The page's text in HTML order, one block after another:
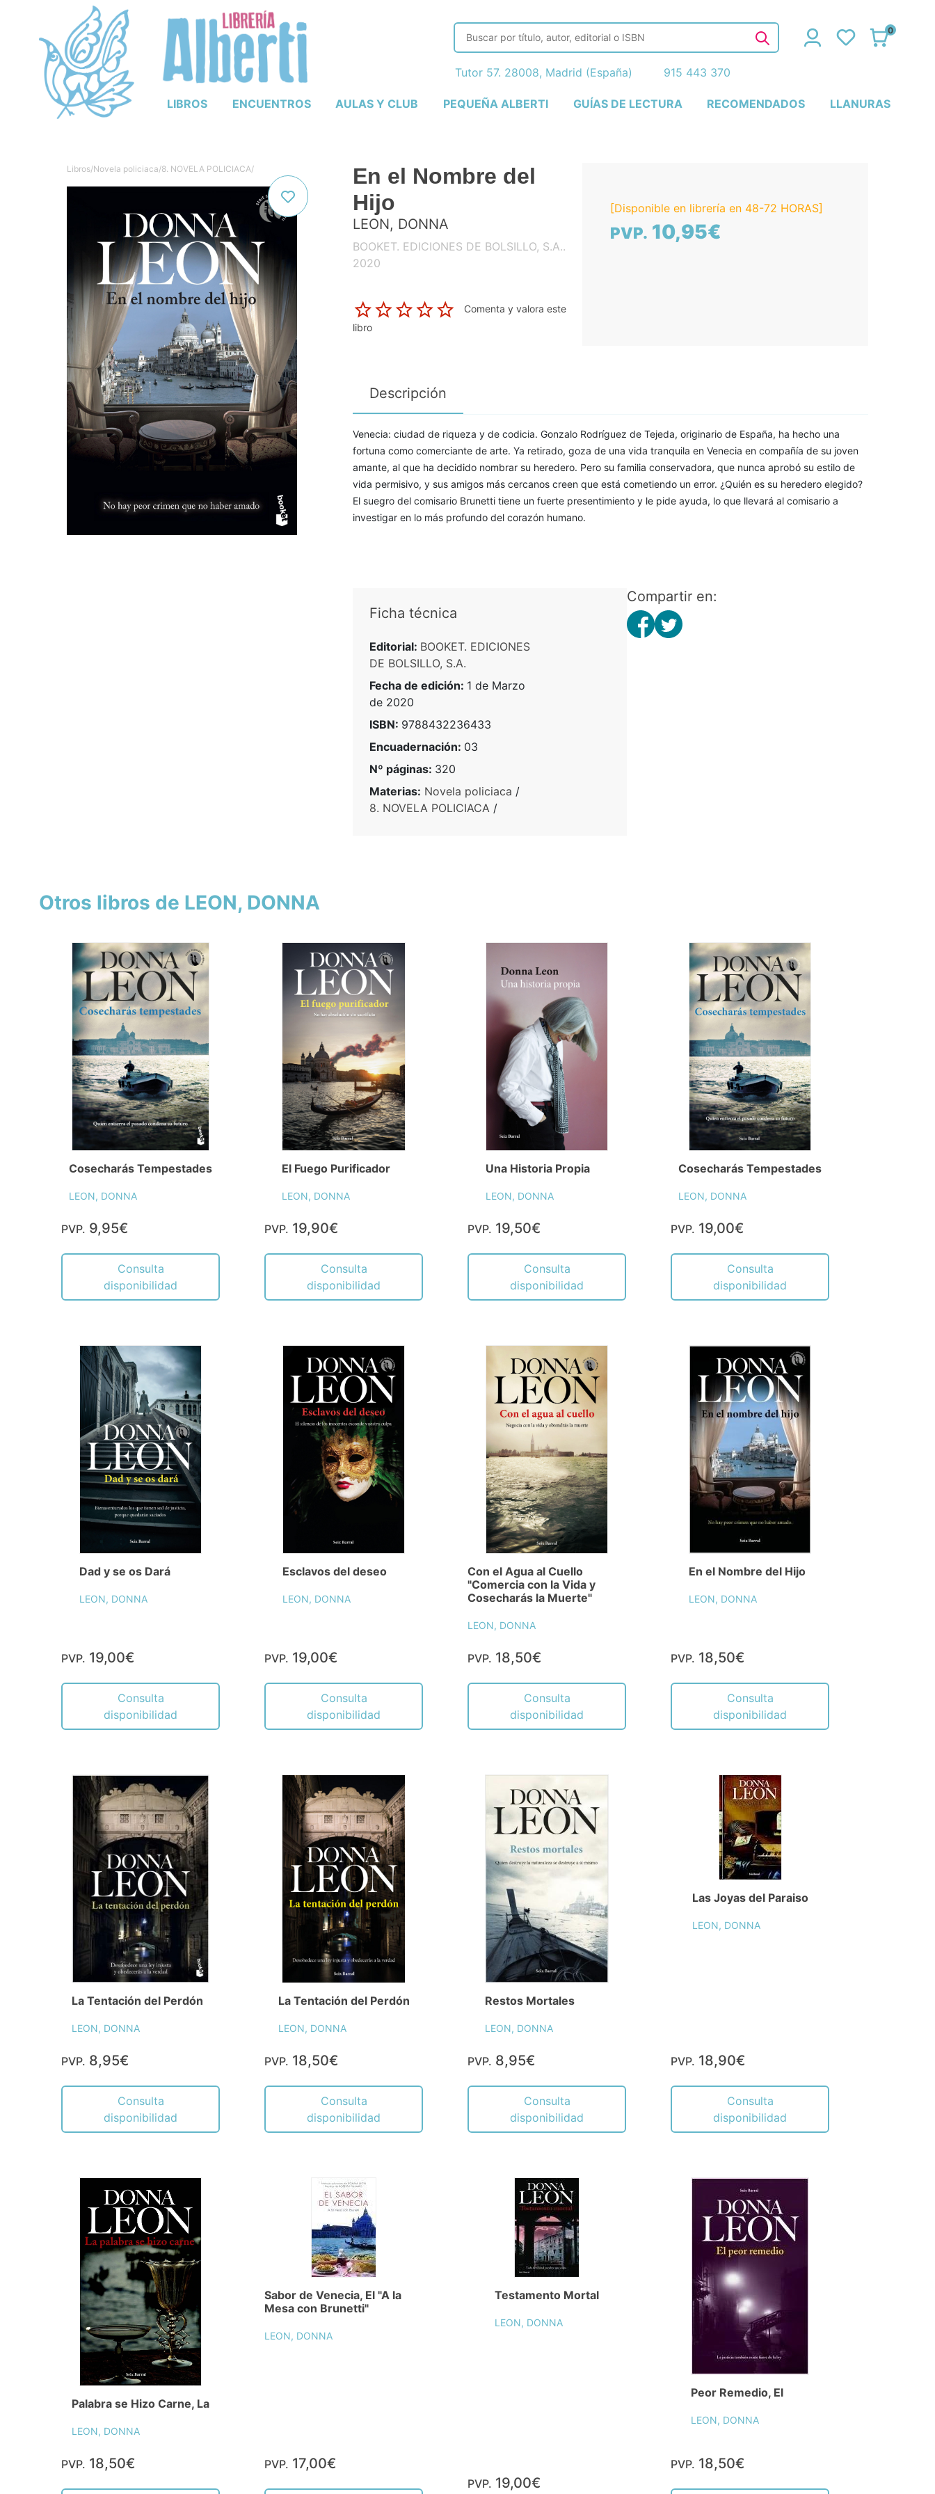
LIBROS ENCUENTROS AULAS Y CLUB PEQUEÑA ALBERTI GUÍAS DE LECTURA RECOMENDADOS LLANURAS
0
Tutor 57. 28008, Madrid (España) 915 443 370
Libros/Novela policiaca/8. NOVELA POLICIACA/
En el Nombre del
Hijo
LEON, DONNA
BOOKET. EDICIONES DE BOLSILLO, S.A..
2020
Comenta y valora este
libro
[Disponible en librería en 48-72 HORAS]
PVP. 10,95€
Descripción
Venecia: ciudad de riqueza y de codicia. Gonzalo Rodríguez de Tejeda, originario de España, ha hecho una
fortuna como comerciante de arte. Ya retirado, goza de una vida tranquila en Venecia en compañía de su joven
amante, al que ha decidido nombrar su heredero. Pero su familia conservadora, que nunca aprobó su estilo de
vida permisivo, y sus amigos más cercanos creen que está cometiendo un error. ¿Quién es su heredero elegido?
El suegro del comisario Brunetti tiene un fuerte presentimiento y le pide ayuda, lo que llevará al comisario a
investigar en lo más profundo del corazón humano.
Ficha técnica
Editorial: BOOKET. EDICIONES
DE BOLSILLO, S.A.
Fecha de edición: 1 de Marzo
de 2020
ISBN: 9788432236433
Encuadernación: 03
Nº páginas: 320
Materias: Novela policiaca /
8. NOVELA POLICIACA /
Compartir en:
Otros libros de LEON, DONNA
Cosecharás Tempestades
LEON, DONNA
PVP. 9,95€
Consulta
disponibilidad
El Fuego Purificador
LEON, DONNA
PVP. 19,90€
Consulta
disponibilidad
Una Historia Propia
LEON, DONNA
PVP. 19,50€
Consulta
disponibilidad
Cosecharás Tempestades
LEON, DONNA
PVP. 19,00€
Consulta
disponibilidad
Dad y se os Dará
LEON, DONNA
PVP. 19,00€
Consulta
disponibilidad
Esclavos del deseo
LEON, DONNA
PVP. 19,00€
Consulta
disponibilidad
Con el Agua al Cuello
"Comercia con la Vida y
Cosecharás la Muerte"
LEON, DONNA
PVP. 18,50€
Consulta
disponibilidad
En el Nombre del Hijo
LEON, DONNA
PVP. 18,50€
Consulta
disponibilidad
La Tentación del Perdón
LEON, DONNA
PVP. 8,95€
Consulta
disponibilidad
La Tentación del Perdón
LEON, DONNA
PVP. 18,50€
Consulta
disponibilidad
Restos Mortales
LEON, DONNA
PVP. 8,95€
Consulta
disponibilidad
Las Joyas del Paraiso
LEON, DONNA
PVP. 18,90€
Consulta
disponibilidad
Palabra se Hizo Carne, La
LEON, DONNA
PVP. 18,50€
Sabor de Venecia, El "A la
Mesa con Brunetti"
LEON, DONNA
PVP. 17,00€
Testamento Mortal
LEON, DONNA
PVP. 19,00€
Peor Remedio, El
LEON, DONNA
PVP. 18,50€